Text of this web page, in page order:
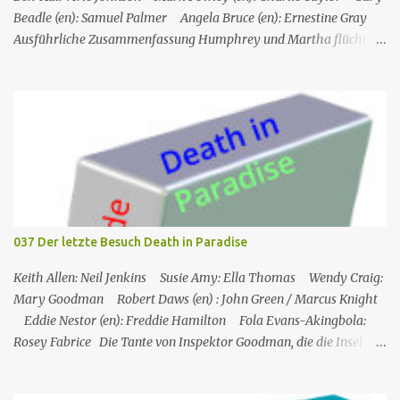
Beadle (en): Samuel Palmer Angela Bruce (en): Ernestine Gray
Ausführliche Zusammenfassung Humphrey und Martha flüchten
wird einer der Besitzer, Charlie Taylor, erstochen in seinem
Zimmer aufgefunden, aber ein vertrauenswürdiger Zeuge, da es
sich um Humphrey selbst handelt, kann bestätigen, dass zwischen
dem Zeitpunkt, als Charlie in sein Zimmer ging, und dem
Zeitpunkt, als seine Leiche gefunden wurde, niemand nach oben
gegangen ist. Humphrey nimmt Martha mit auf eine Privatinsel,
wo es ein Hotel namens Hotel Cecile gibt, das den Taylor-Brüdern
gemeinsam im Speisesa...
037 Der letzte Besuch Death in Paradise
Keith Allen: Neil Jenkins Susie Amy: Ella Thomas Wendy Craig:
Mary Goodman Robert Daws (en) : John Green / Marcus Knight
Eddie Nestor (en): Freddie Hamilton Fola Evans-Akingbola:
Rosey Fabrice Die Tante von Inspektor Goodman, die die Insel